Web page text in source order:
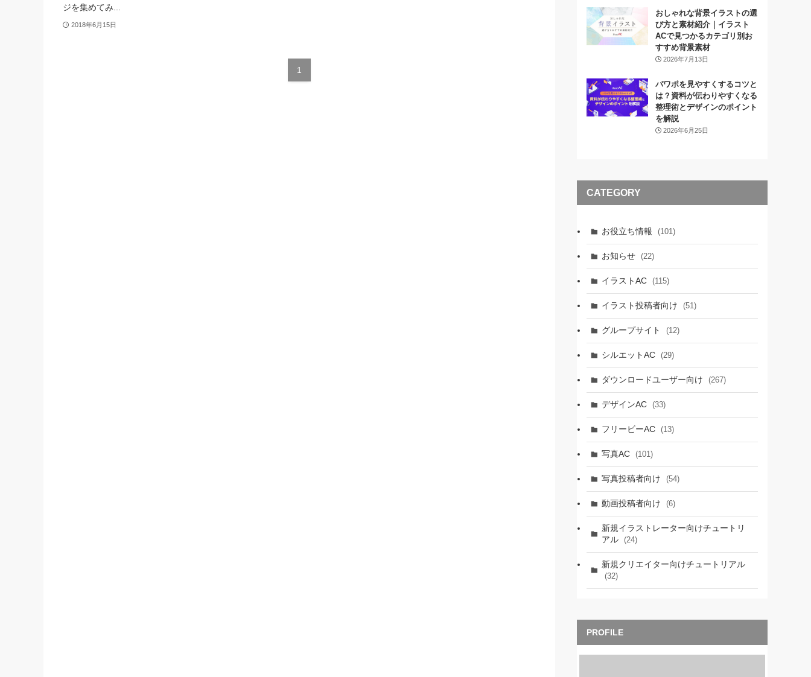
ジを集めてみ...
2018年6月15日
1
おしゃれな背景イラストの選
び方と素材紹介｜イラスト
ACで見つかるカテゴリ別お
すすめ背景素材
2026年7月13日
パワポを見やすくするコツと
は？資料が伝わりやすくなる
整理術とデザインのポイント
を解説
2026年6月25日
CATEGORY
お役立ち情報 (101)
お知らせ (22)
イラストAC (115)
イラスト投稿者向け (51)
グループサイト (12)
シルエットAC (29)
ダウンロードユーザー向け (267)
デザインAC (33)
フリービーAC (13)
写真AC (101)
写真投稿者向け (54)
動画投稿者向け (6)
新規イラストレーター向けチュートリ
アル (24)
新規クリエイター向けチュートリアル
(32)